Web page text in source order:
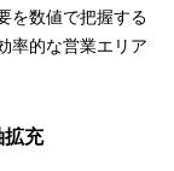
を数値で把握する
率的な営業エリア
拡充